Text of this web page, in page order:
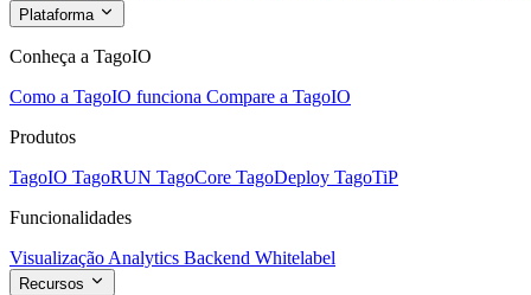
Plataforma
Conheça a TagoIO
Como a TagoIO funciona Compare a TagoIO
Produtos
TagoIO TagoRUN TagoCore TagoDeploy TagoTiP
Funcionalidades
Visualização Analytics Backend Whitelabel
Recursos